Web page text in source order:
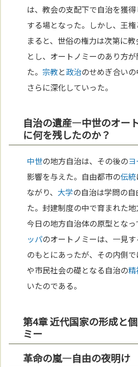
は、教会の支配下で自治を獲
する場となった。しかし、王
まると、世俗の権力は次第に
とし、オートノミーのあり方
た。 宗教と政治のせめぎ合い
さらに深化していった。
自治の遺産—中世のオー
に何を残したのか？
中世の地方自治は、その後の
影響を与えた。自由都市の伝統
ながり、 大学の自治は学問の
た。封建制度の中で育まれた地
今日の地方自治体の原型となっ
ッパのオートノミーは、一見
のもとにあったが、その内側
や市民社会の礎となる自治の
いたのである。
第4章 近代国家の形成と
ミー
革命の嵐—自由の夜明け